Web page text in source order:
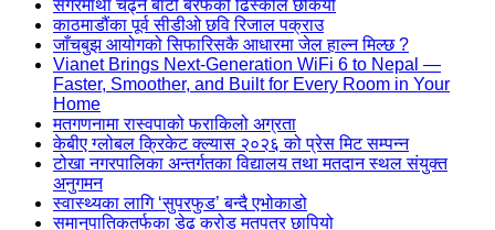
सगरमाथा चढ्ने बाटो बरफको ढिस्कोले छेकियो
काठमाडौंका पूर्व सीडीओ छवि रिजाल पक्राउ
जाँचबुझ आयोगको सिफारिसकै आधारमा जेल हाल्न मिल्छ ?
Vianet Brings Next-Generation WiFi 6 to Nepal —
Faster, Smoother, and Built for Every Room in Your
Home
मतगणनामा रास्वपाको फराकिलो अग्रता
केबीए ग्लोबल क्रिकेट क्ल्यास २०२६ को प्रेस मिट सम्पन्न
टोखा नगरपालिका अन्तर्गतका विद्यालय तथा मतदान स्थल संयुक्त
अनुगमन
स्वास्थ्यका लागि ‘सुपरफुड’ बन्दै एभोकाडो
समानुपातिकतर्फका डेढ करोड मतपत्र छापियो